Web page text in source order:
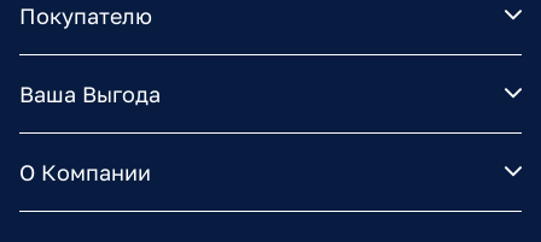
Покупателю
Ваша Выгода
О Компании